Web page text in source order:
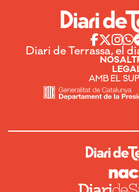
Diari de Terrassa, el
AMB EL